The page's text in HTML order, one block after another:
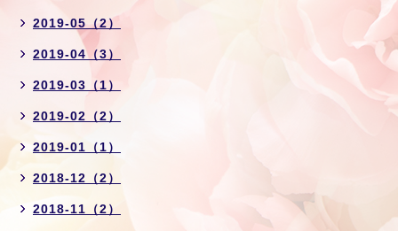
2019-05（2）
2019-04（3）
2019-03（1）
2019-02（2）
2019-01（1）
2018-12（2）
2018-11（2）